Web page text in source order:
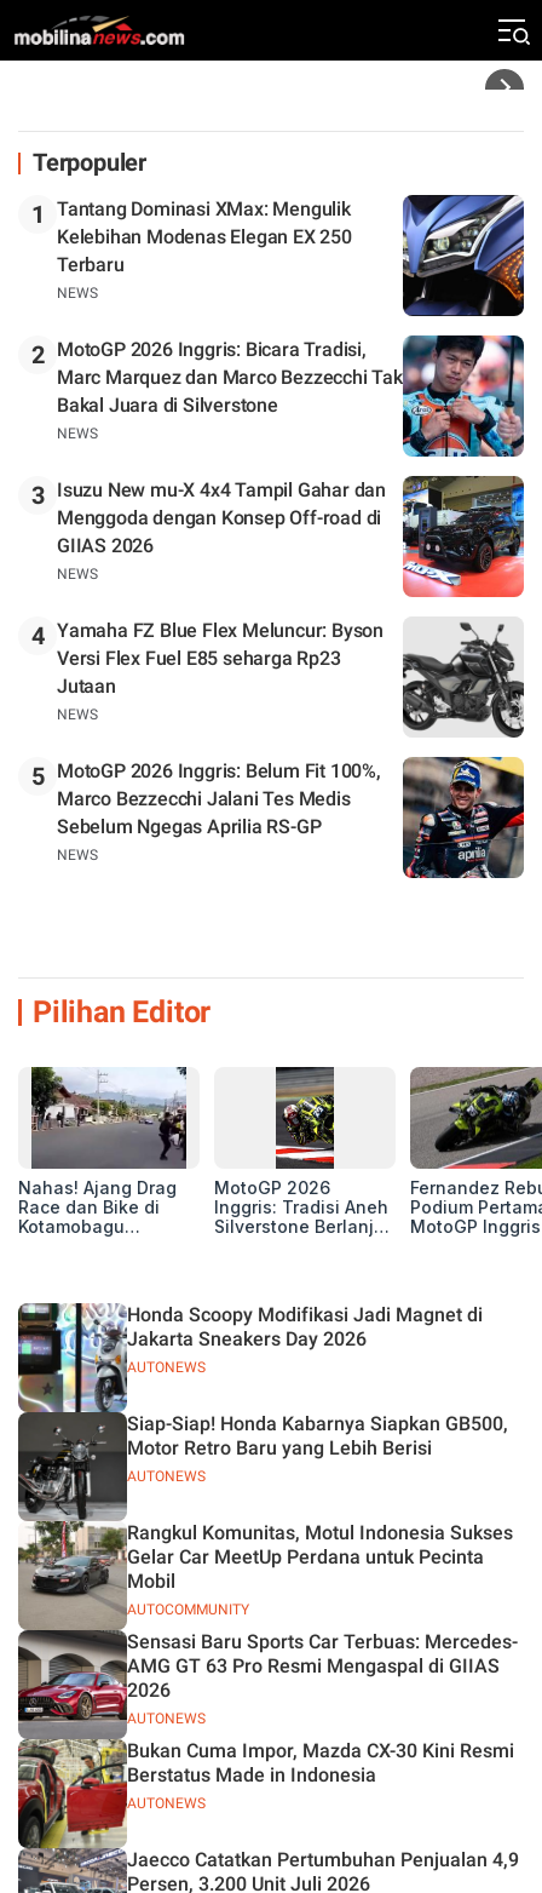
Zona Perburuan Gelar
Terpopuler
1
Tantang Dominasi XMax: Mengulik
Kelebihan Modenas Elegan EX 250
Terbaru
NEWS
2
MotoGP 2026 Inggris: Bicara Tradisi,
Marc Marquez dan Marco Bezzecchi Tak
Bakal Juara di Silverstone
NEWS
3
Isuzu New mu-X 4x4 Tampil Gahar dan
Menggoda dengan Konsep Off-road di
GIIAS 2026
NEWS
4 Yamaha FZ Blue Flex Meluncur: Byson
Versi Flex Fuel E85 seharga Rp23
Jutaan
NEWS
5
MotoGP 2026 Inggris: Belum Fit 100%,
Marco Bezzecchi Jalani Tes Medis
Sebelum Ngegas Aprilia RS-GP
NEWS
Pilihan Editor
Nahas! Ajang Drag
Race dan Bike di
Kotamobagu
MotoGP 2026
Inggris: Tradisi Aneh
Silverstone Berlanjut,
Fernandez
Podium
MotoGP Inggris
AUTONEWS
Honda Scoopy Modifikasi Jadi Magnet di
Jakarta Sneakers Day 2026
AUTONEWS
Siap-Siap! Honda Kabarnya Siapkan GB500,
Motor Retro Baru yang Lebih Berisi
AUTOCOMMUNITY
Rangkul Komunitas, Motul Indonesia Sukses
Gelar Car MeetUp Perdana untuk Pecinta
Mobil
AUTONEWS
Sensasi Baru Sports Car Terbuas: Mercedes-
AMG GT 63 Pro Resmi Mengaspal di GIIAS
2026
AUTONEWS
Bukan Cuma Impor, Mazda CX-30 Kini Resmi
Berstatus Made in Indonesia
Jaecco Catatkan Pertumbuhan Penjualan 4,9
Persen, 3.200 Unit Juli 2026